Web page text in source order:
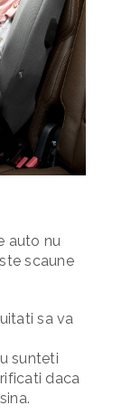
auto nu
scaune
sa va
sunteti
daca